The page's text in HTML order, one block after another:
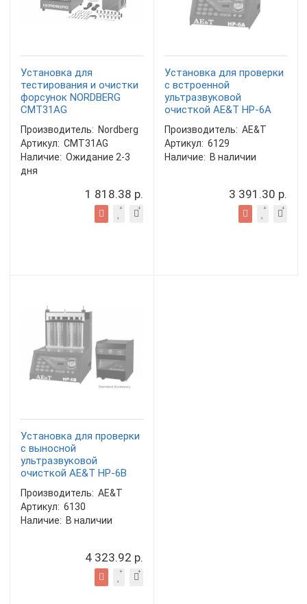
Установка для
тестирования и очистки
форсунок NORDBERG
CMT31AG
Производитель: Nordberg
Артикул: CMT31AG
Наличие: Ожидание 2-3
дня
1 818.38 р.
Установка для проверки
с встроенной
ультразвуковой
очисткой AE&T HP-6A
Производитель: AE&T
Артикул: 6129
Наличие: В наличии
3 391.30 р.
Установка для проверки
с выносной
ультразвуковой
очисткой AE&T HP-6B
Производитель: AE&T
Артикул: 6130
Наличие: В наличии
4 323.92 р.